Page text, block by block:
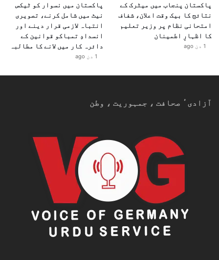
پاکستان پنجاب میں میٹرک کے
نتائج کا بیک وقت اعلان، شفاف
امتحانی نظام پر وزیر تعلیم
کا اظہارِ اطمینان
1 دن ago
پاکستان میں نسوار کو ٹیکس
نیٹ میں شامل کرنے، تصویری
انتباہ لازمی قرار دینے اور
انسدادِ تمباکو قوانین کے
دائرہ کار میں لانے کا مطالبہ
1 دن ago
آزادیٴ صحافت ، جمہوریت ، وطن